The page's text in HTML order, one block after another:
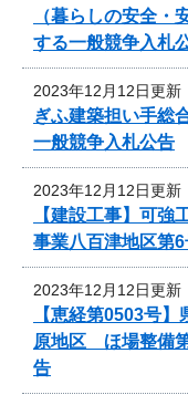
（暮らしの安全・
する一般競争入札
2023年12月12日更新
ぎふ建築担い手総
一般競争入札公告
2023年12月12日更新
【建設工事】可強
事業八百津地区第
2023年12月12日更新
【恵経第0503号
原地区 ほ場整備
告